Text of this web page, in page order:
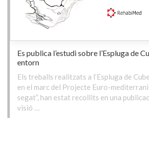
Es publica l’estudi sobre l’Espluga de
entorn
Els treballs realitzats a l’Espluga de
en el marc del Projecte Euro-
segat”, han estat recollits en una
visió …